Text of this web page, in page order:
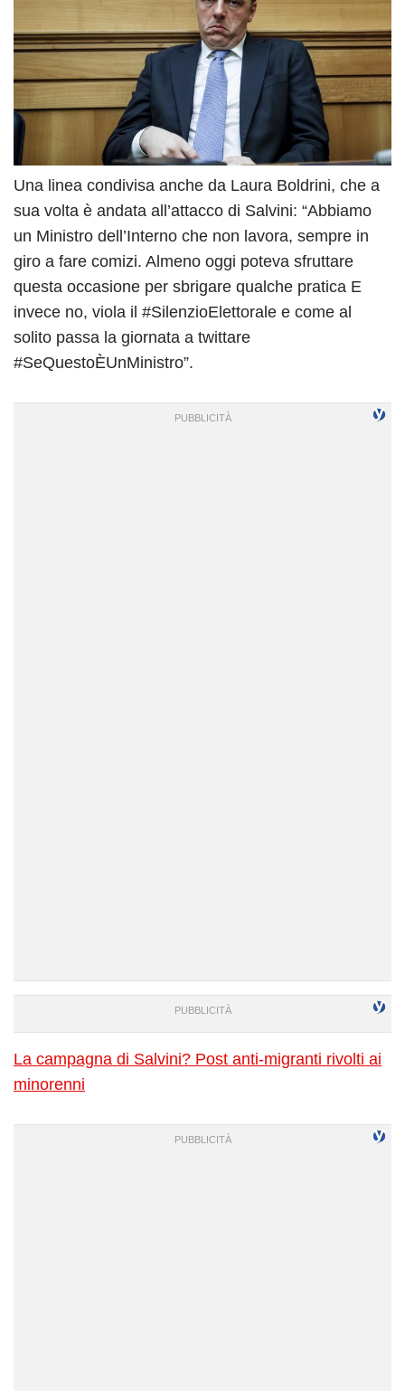
Una linea condivisa anche da Laura Boldrini, che a
sua volta è andata all’attacco di Salvini: “Abbiamo
un Ministro dell’Interno che non lavora, sempre in
giro a fare comizi. Almeno oggi poteva sfruttare
questa occasione per sbrigare qualche pratica E
invece no, viola il #SilenzioElettorale e come al
solito passa la giornata a twittare
#SeQuestoÈUnMinistro”.
La campagna di Salvini? Post anti-migranti rivolti ai
minorenni